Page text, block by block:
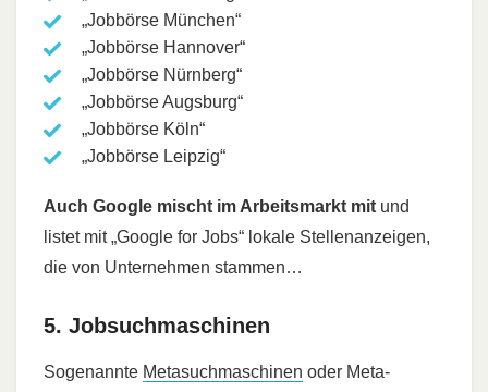
„Jobbörse München“
„Jobbörse Hannover“
„Jobbörse Nürnberg“
„Jobbörse Augsburg“
„Jobbörse Köln“
„Jobbörse Leipzig“
Auch Google mischt im Arbeitsmarkt mit und
listet mit „Google for Jobs“ lokale Stellenanzeigen,
die von Unternehmen stammen…
5. Jobsuchmaschinen
Sogenannte Metasuchmaschinen oder Meta-